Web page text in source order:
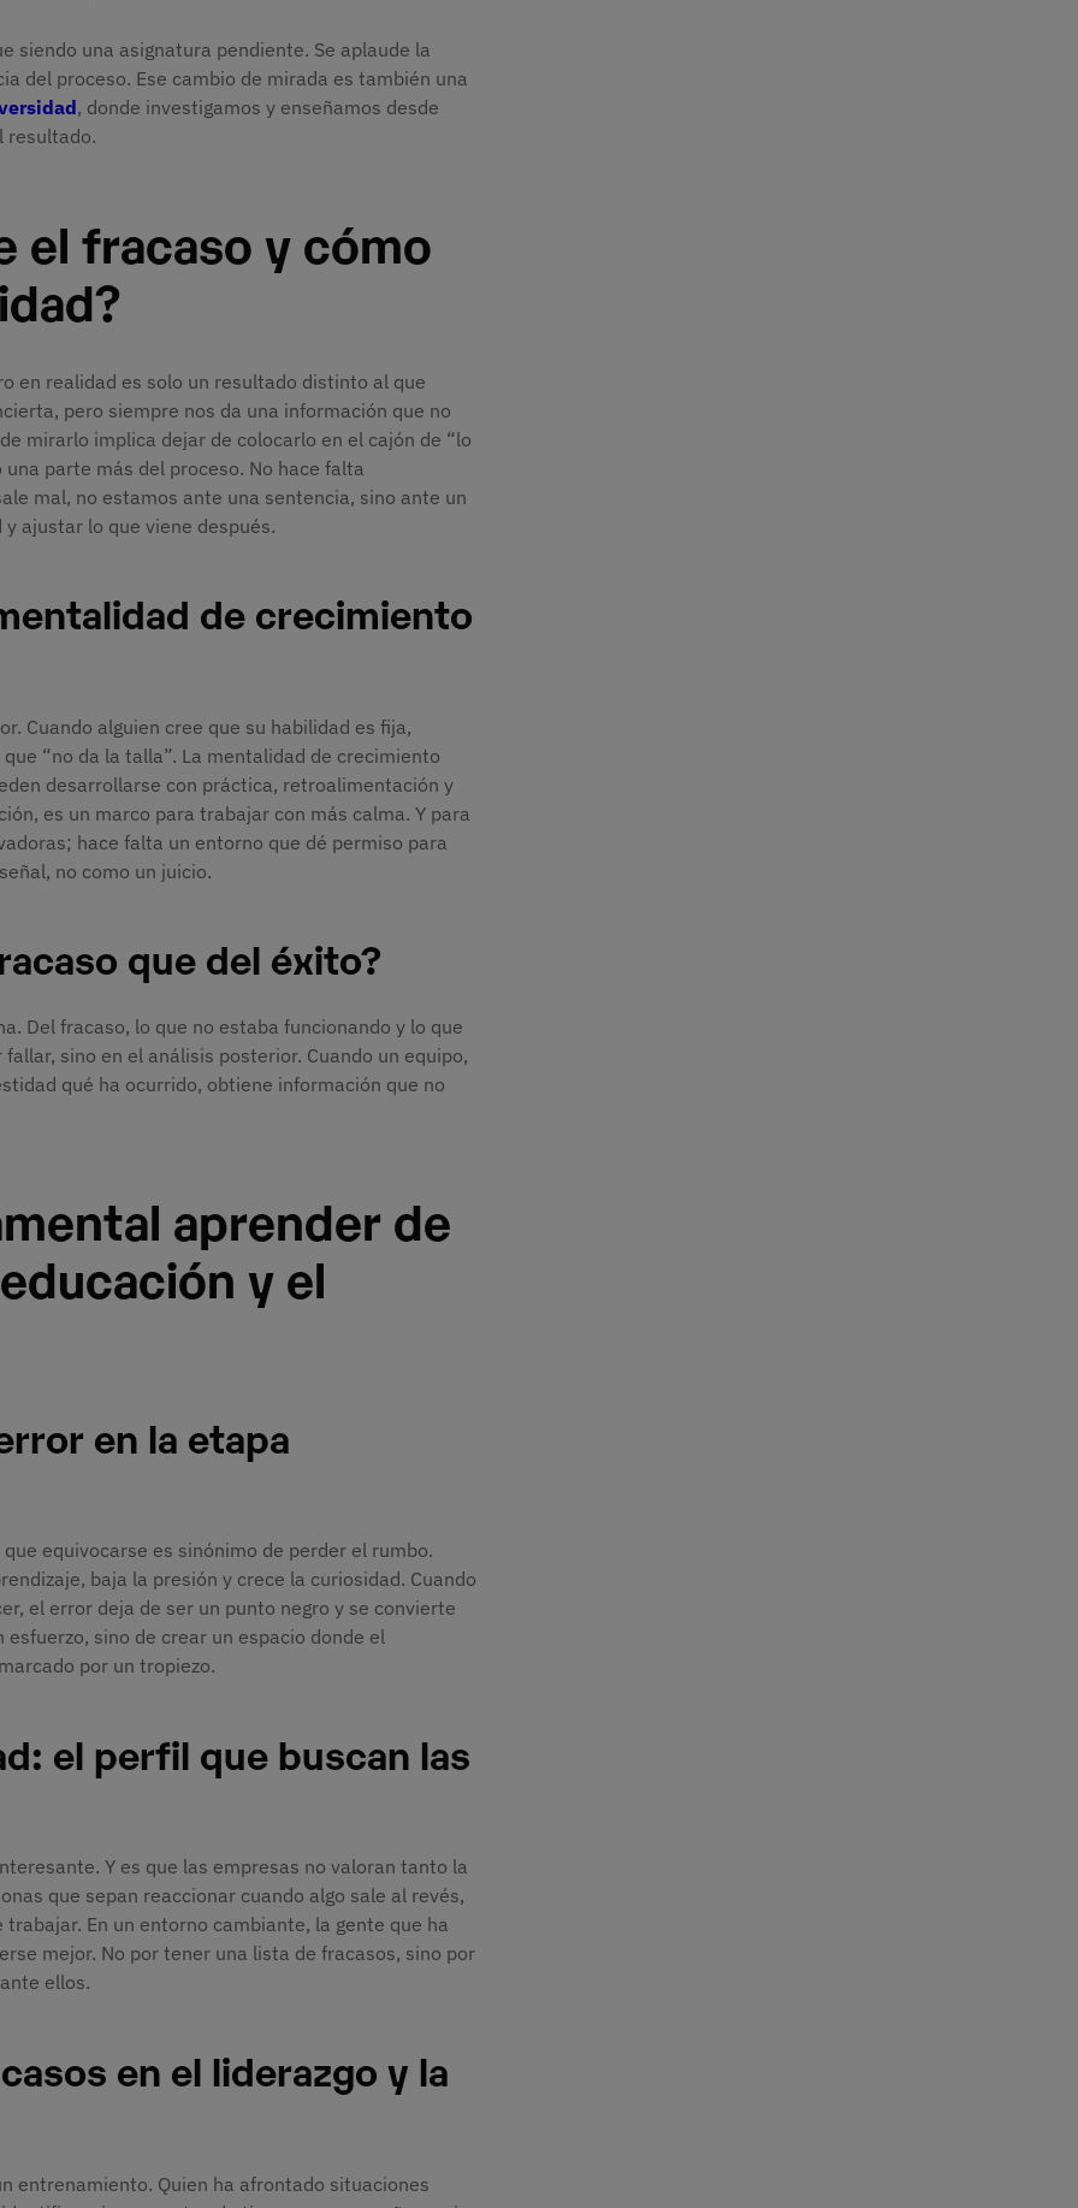
siendo una asignatura pendiente. Se aplaude la
del proceso. Ese cambio de mirada es también una
, donde investigamos y enseñamos desde
resultado.
el fracaso y cómo
en realidad es solo un resultado distinto al que
pero siempre nos da una información que no
mirarlo implica dejar de colocarlo en el cajón de “lo
parte más del proceso. No hace falta
mal, no estamos ante una sentencia, sino ante un
ajustar lo que viene después.
de crecimiento
Cuando alguien cree que su habilidad es fija,
“no da la talla”. La mentalidad de crecimiento
desarrollarse con práctica, retroalimentación y
es un marco para trabajar con más calma. Y para
hace falta un entorno que dé permiso para
no como un juicio.
que del éxito?
Del fracaso, lo que no estaba funcionando y lo que
sino en el análisis posterior. Cuando un equipo,
qué ha ocurrido, obtiene información que no
aprender de
y el
en la etapa
equivocarse es sinónimo de perder el rumbo.
baja la presión y crece la curiosidad. Cuando
el error deja de ser un punto negro y se convierte
sino de crear un espacio donde el
por un tropiezo.
el perfil que buscan las
Y es que las empresas no valoran tanto la
que sepan reaccionar cuando algo sale al revés,
En un entorno cambiante, la gente que ha
mejor. No por tener una lista de fracasos, sino por
ellos.
en el liderazgo y la
entrenamiento. Quien ha afrontado situaciones